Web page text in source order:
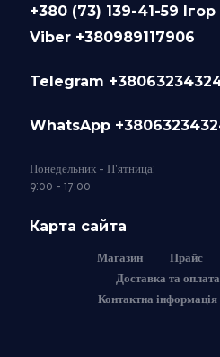
+380 (73) 139-41-59 Ігор
Viber +380989117906
Telegram
WhatsApp
Понедельник - П'ятница:
9:00 - 17:00
Карта сайта
Магазин Прайс
Доставка та оплата
Контактна інформація